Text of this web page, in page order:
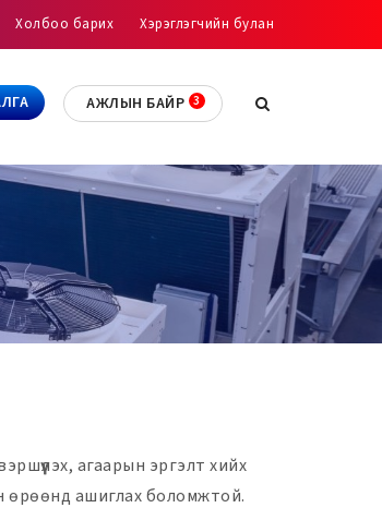
Холбоо барих Хэрэглэгчийн булан
АЖЛЫН БАЙР
агаарын эргэлт хийх
өрөөнд ашиглах боломжтой.